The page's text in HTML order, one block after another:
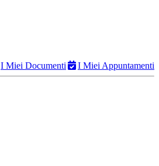
I Miei Documenti I Miei Appuntamenti